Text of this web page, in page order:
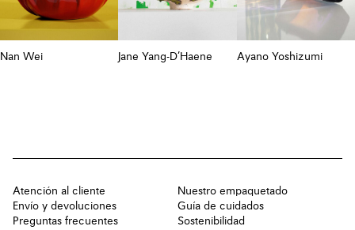
Nan Wei Jane Yang-D’Haene Ayano Yoshizumi
Atención al cliente
Envío y devoluciones
Preguntas frecuentes
Nuestro empaquetado
Guía de cuidados
Sostenibilidad